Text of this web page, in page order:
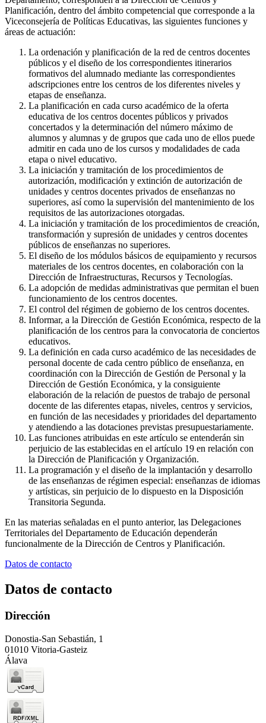
Planificación, dentro del ámbito competencial que corresponde a la
Viceconsejería de Políticas Educativas, las siguientes funciones y
áreas de actuación:
La ordenación y planificación de la red de centros docentes
públicos y el diseño de los correspondientes itinerarios
formativos del alumnado mediante las correspondientes
adscripciones entre los centros de los diferentes niveles y
etapas de enseñanza.
La planificación en cada curso académico de la oferta
educativa de los centros docentes públicos y privados
concertados y la determinación del número máximo de
alumnos y alumnas y de grupos que cada uno de ellos puede
admitir en cada uno de los cursos y modalidades de cada
etapa o nivel educativo.
La iniciación y tramitación de los procedimientos de
autorización, modificación y extinción de autorización de
unidades y centros docentes privados de enseñanzas no
superiores, así como la supervisión del mantenimiento de los
requisitos de las autorizaciones otorgadas.
La iniciación y tramitación de los procedimientos de creación,
transformación y supresión de unidades y centros docentes
públicos de enseñanzas no superiores.
El diseño de los módulos básicos de equipamiento y recursos
materiales de los centros docentes, en colaboración con la
Dirección de Infraestructuras, Recursos y Tecnologías.
La adopción de medidas administrativas que permitan el buen
funcionamiento de los centros docentes.
El control del régimen de gobierno de los centros docentes.
Informar, a la Dirección de Gestión Económica, respecto de la
planificación de los centros para la convocatoria de conciertos
educativos.
La definición en cada curso académico de las necesidades de
personal docente de cada centro público de enseñanza, en
coordinación con la Dirección de Gestión de Personal y la
Dirección de Gestión Económica, y la consiguiente
elaboración de la relación de puestos de trabajo de personal
docente de las diferentes etapas, niveles, centros y servicios,
en función de las necesidades y prioridades del departamento
y atendiendo a las dotaciones previstas presupuestariamente.
Las funciones atribuidas en este artículo se entenderán sin
perjuicio de las establecidas en el artículo 19 en relación con
la Dirección de Planificación y Organización.
La programación y el diseño de la implantación y desarrollo
de las enseñanzas de régimen especial: enseñanzas de idiomas
y artísticas, sin perjuicio de lo dispuesto en la Disposición
Transitoria Segunda.
En las materias señaladas en el punto anterior, las Delegaciones
Territoriales del Departamento de Educación dependerán
funcionalmente de la Dirección de Centros y Planificación.
Datos de contacto
Datos de contacto
Dirección
Donostia-San Sebastián, 1
01010 Vitoria-Gasteiz
Álava